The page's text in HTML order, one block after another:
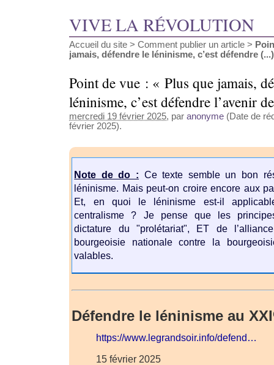
VIVE LA RÉVOLUTION
Accueil du site > Comment publier un article >
jamais, défendre le léninisme, c’est défendre (...)
Point de vue : « Plus que jamais,
léninisme, c’est défendre l’avenir
mercredi 19 février 2025, par anonyme (Date de
février 2025).
Note de do : Ce texte semble un bon
léninisme. Mais peut-on croire encore aux
Et, en quoi le léninisme est-il
centralisme ? Je pense que les
dictature du "prolétariat", ET de
bourgeoisie nationale contre la
valables.
Défendre le léninisme au XXI
https://www.legrandsoir.info/defend…
15 février 2025